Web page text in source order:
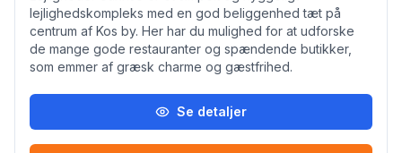
lejlighedskompleks med en god beliggenhed tæt på
centrum af Kos by. Her har du mulighed for at udforske
de mange gode restauranter og spændende butikker,
som emmer af græsk charme og gæstfrihed.
Se detaljer